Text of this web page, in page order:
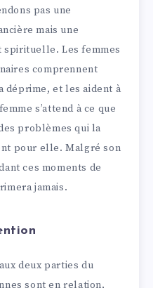
pas une
mais une
Les femmes
comprennent
déprime, et les aident à
s’attend à ce que
problèmes qui la
pour elle. Malgré son
ces moments de
jamais.
deux parties du
sont en relation,